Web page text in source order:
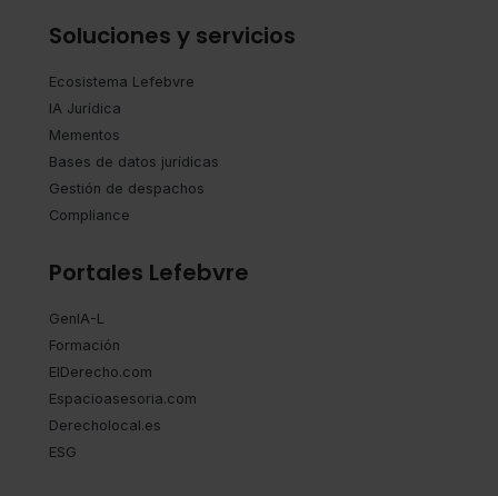
Soluciones y servicios
Ecosistema Lefebvre
IA Jurídica
Mementos
Bases de datos jurídicas
Gestión de despachos
Compliance
Portales Lefebvre
GenIA-L
Formación
ElDerecho.com
Espacioasesoria.com
Derecholocal.es
ESG